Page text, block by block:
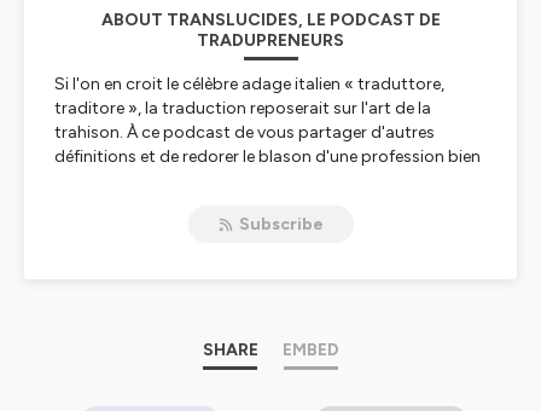
ABOUT TRANSLUCIDES, LE PODCAST DE
TRADUPRENEURS
Si l'on en croit le célèbre adage italien « traduttore,
traditore », la traduction reposerait sur l'art de la
trahison. À ce podcast de vous partager d'autres
définitions et de redorer le blason d'une profession bien
Présenté par Orane, cofondatrice de la plateforme
terminologue, interprète et bien d'autres encore) pour
vous aider à percer lesrichesses secrètes du monde
Subscribe
SHARE EMBED